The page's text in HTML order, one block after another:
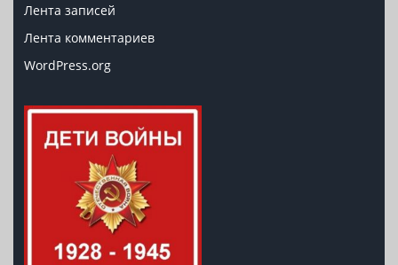
Лента записей
Лента комментариев
WordPress.org